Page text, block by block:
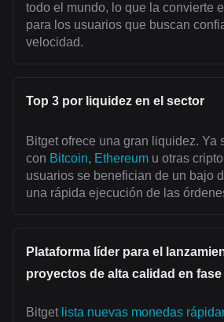
todo el mundo, lo que la convierte
para los usuarios que buscan
velocidad.
Top 3 por liquidez en el sector
Bitget ofrece una gran liquidez. Ya
con Bitcoin, Ethereum u otras
usuarios se benefician de un bajo
una rápida ejecución de las
Plataforma líder para el
proyectos de alta calidad en fase
Bitget lista nuevas monedas